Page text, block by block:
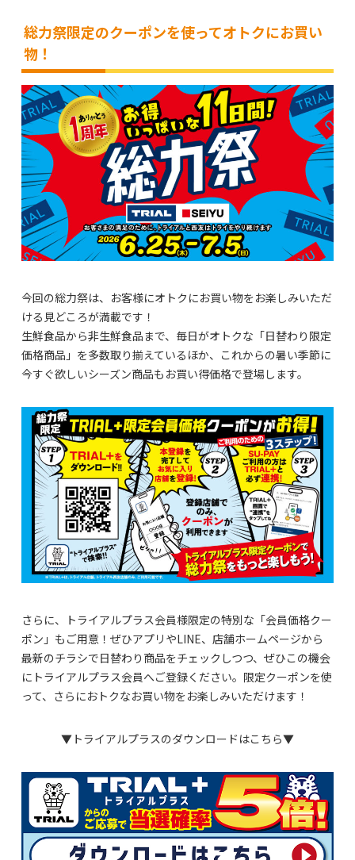
総力祭限定のクーポンを使ってオトクにお買い
物！
今回の総力祭は、お客様にオトクにお買い物をお楽しみいただ
ける見どころが満載です！
生鮮食品から非生鮮食品まで、毎日がオトクな「日替わり限定
価格商品」を多数取り揃えているほか、これからの暑い季節に
今すぐ欲しいシーズン商品もお買い得価格で登場します。
さらに、トライアルプラス会員様限定の特別な「会員価格クー
ポン」もご用意！ぜひアプリやLINE、店舗ホームページから
最新のチラシで日替わり商品をチェックしつつ、ぜひこの機会
にトライアルプラス会員へご登録ください。限定クーポンを使
って、さらにおトクなお買い物をお楽しみいただけます！
▼トライアルプラスのダウンロードはこちら▼